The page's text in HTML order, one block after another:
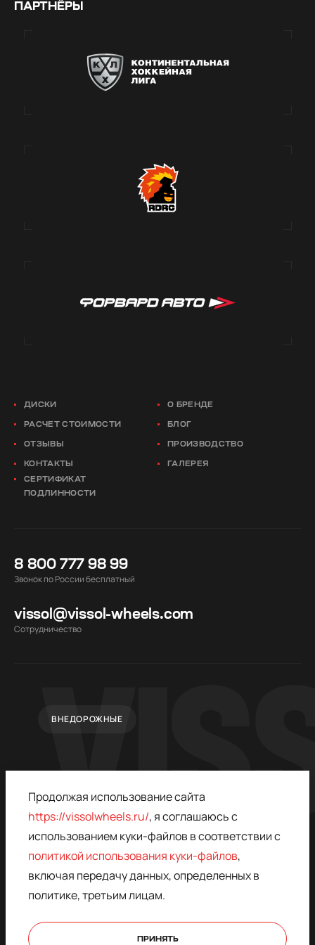
ПАРТНЁРЫ
ДИСКИ О БРЕНДЕ
РАСЧЕТ СТОИМОСТИ БЛОГ
ОТЗЫВЫ ПРОИЗВОДСТВО
КОНТАКТЫ
ГАЛЕРЕЯ
СЕРТИФИКАТ
ПОДЛИННОСТИ
8 800 777 98 99
Звонок по России бесплатный
vissol@vissol-wheels.com
Cотрудничество
ВНЕДОРОЖНЫЕ
© 2015–2026,
* - ЗАПРЕЩЁН В РОССИИ,
ПРИНАДЛЕЖИТ META
ПОЛИТИКА
ДОГОВОР ОФЕРТЫ
ПОЛИТИКА
КУКИ ФАЙЛОВ
Продолжая использование сайта
https://vissolwheels.ru/, я соглашаюсь с
использованием куки-файлов в соответствии с
политикой использования куки-файлов,
включая передачу данных, определенных в
политике, третьим лицам.
ПРИНЯТЬ